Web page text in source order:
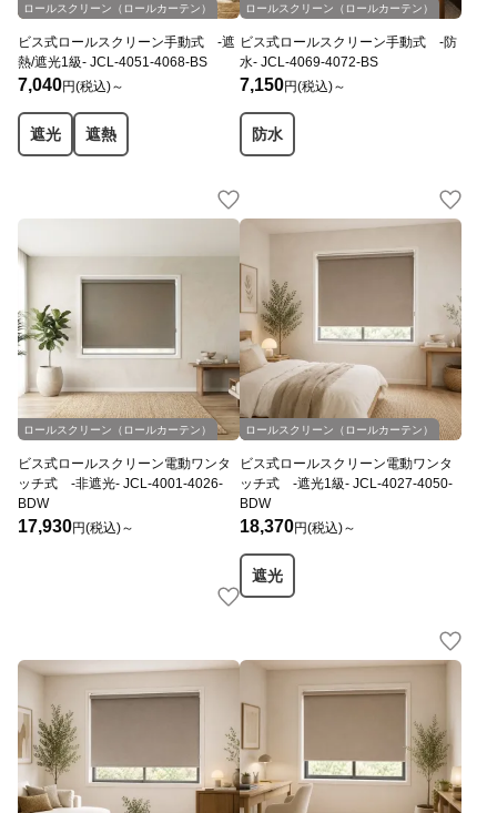
ロールスクリーン（ロールカーテン）
ビス式ロールスクリーン手動式 -遮
熱/遮光1級- JCL-4051-4068-BS
7,040円(税込)～
遮光 遮熱
ロールスクリーン（ロールカーテン）
ビス式ロールスクリーン手動式 -防
水- JCL-4069-4072-BS
7,150円(税込)～
防水
ロールスクリーン（ロールカーテン）
ビス式ロールスクリーン電動ワンタ
ッチ式 -非遮光- JCL-4001-4026-
BDW
17,930円(税込)～
ロールスクリーン（ロールカーテン）
ビス式ロールスクリーン電動ワンタ
ッチ式 -遮光1級- JCL-4027-4050-
BDW
18,370円(税込)～
遮光